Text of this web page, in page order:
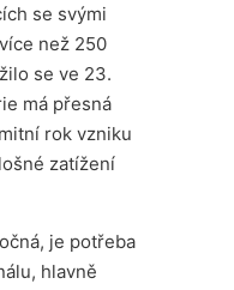
se svými
než 250
se ve 23.
má přesná
rok vzniku
zatížení
je potřeba
hlavně